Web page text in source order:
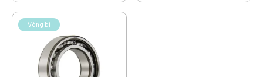
Vòng bi